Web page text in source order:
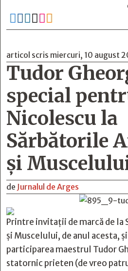
     
articol scris miercuri, 10 august
Tudor
special
Nicolescu la
Sărbătorile
şi
de Jurnalul de Arges
Printre invitații de marcă de la
și Muscelului, de anul acesta,
participarea maestrul Tudor
statornic prieten (de vreo